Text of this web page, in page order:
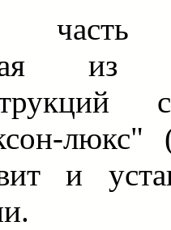
часть
люкс"
и